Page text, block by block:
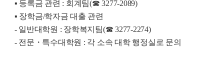
▪ 등록금 관련 : 회계팀(☎3277-2089)
▪ 장학금/학자금 대출 관련
- 일반대학원 : 장학복지팀(☎3277-2274)
- 전문・특수대학원 : 각 소속 대학 행정실로 문의